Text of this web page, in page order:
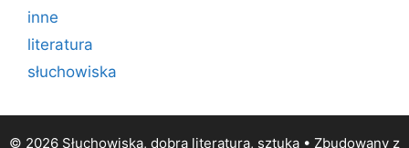
inne
literatura
słuchowiska
© 2026 Słuchowiska, dobra literatura, sztuka • Zbudowany z